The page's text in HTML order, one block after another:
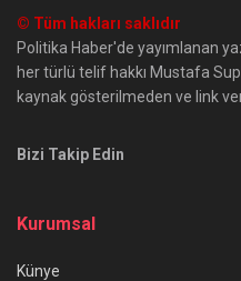
© Tüm hakları saklıdır
Politika Haber'de yayımlanan
her türlü telif hakkı Mustafa
kaynak gösterilmeden ve link
Bizi Takip Edin
Kurumsal
Künye